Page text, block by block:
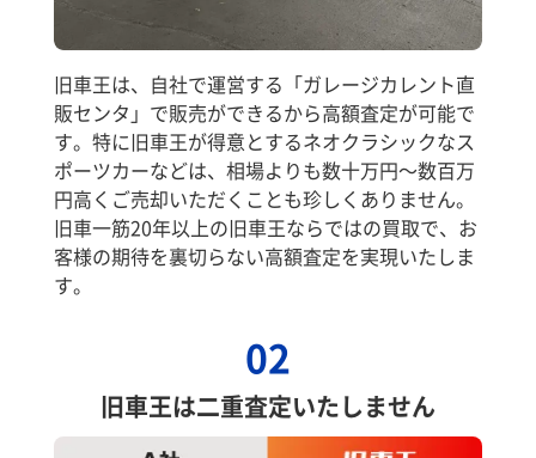
旧車王は、自社で運営する「ガレージカレント直
販センタ」で販売ができるから高額査定が可能で
す。特に旧車王が得意とするネオクラシックなス
ポーツカーなどは、相場よりも数十万円～数百万
円高くご売却いただくことも珍しくありません。
旧車一筋20年以上の旧車王ならではの買取で、お
客様の期待を裏切らない高額査定を実現いたしま
す。
02
旧車王は二重査定いたしません